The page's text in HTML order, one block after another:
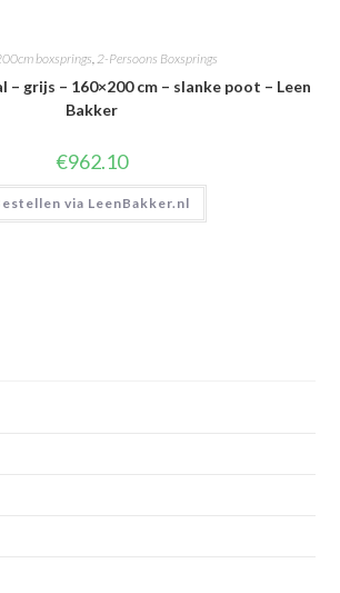
boxsprings,2-Persoons Boxsprings
– grijs – 160×200 cm – slanke poot – Leen
Bakker
€962.10
via LeenBakker.nl